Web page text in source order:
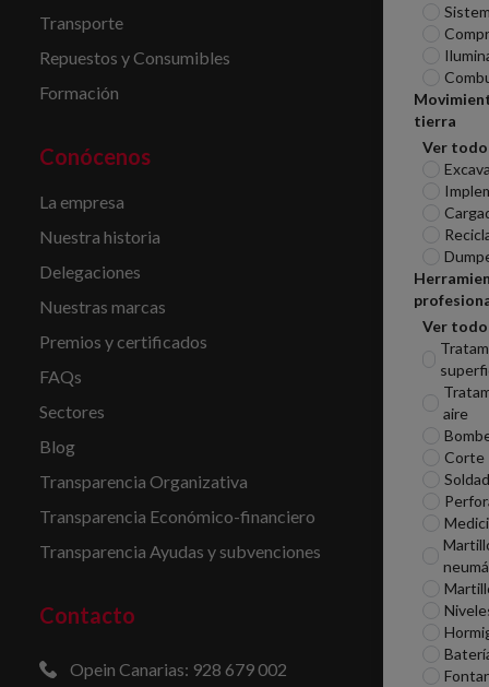
tierra
Ver todo
Ver todo
aire
Corte
Transporte
Repuestos y Consumibles
Formación
Conócenos
La empresa
Nuestra historia
Delegaciones
Nuestras marcas
Premios y certificados
FAQs
Sectores
Blog
Transparencia Organizativa
Transparencia Económico-financiero
Transparencia Ayudas y subvenciones
Contacto
Opein Canarias: 928 679 002